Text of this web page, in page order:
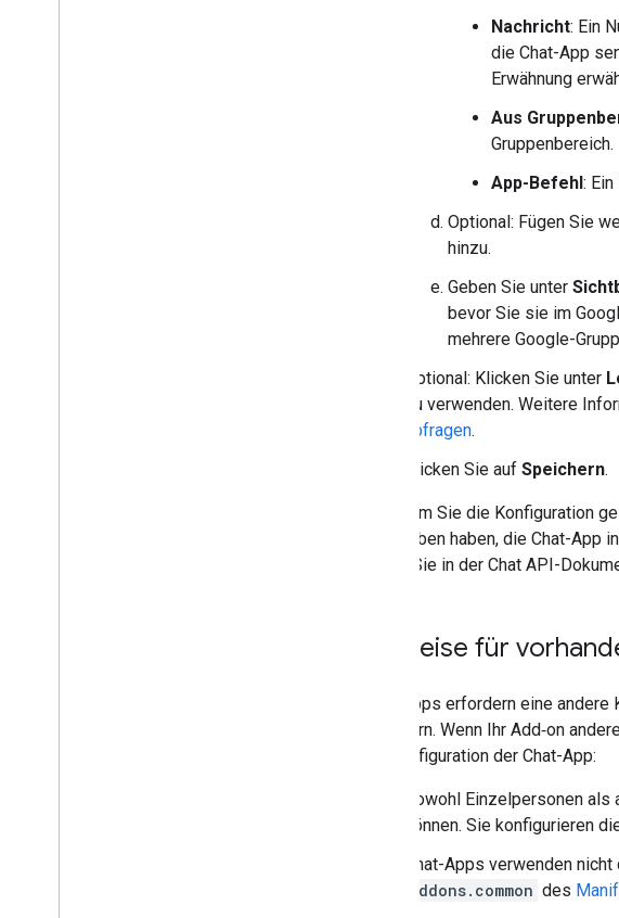
Nachricht: Ein
die Chat-App
Erwähnung
Aus
Gruppenbereich.
App-Befehl:
Optional: Fügen Sie
hinzu.
Geben Sie unter
bevor Sie sie im
mehrere Google-
Optional: Klicken Sie unter
zu verwenden. Weitere
abfragen.
Klicken Sie auf Speichern.
Nachdem Sie die Konfiguration
angegeben haben, die Chat-
finden Sie in der Chat API-
Hinweise für
Chat-Apps erfordern eine
erweitern. Wenn Ihr Add‑on
die Konfiguration der Chat-App:
Sowohl Einzelpersonen
können. Sie konfigurieren
Chat-Apps verwenden
addons.common des